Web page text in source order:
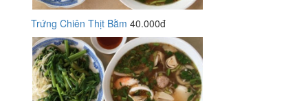
Trứng Chiên Thịt Bằm 40.000đ